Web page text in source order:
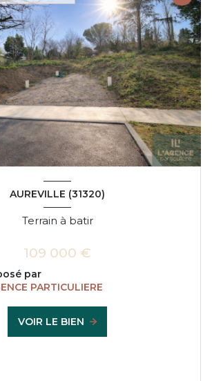
AUREVILLE (31320)
Terrain à batir
109 000 €
par
PARTICULIERE
VOIR LE BIEN